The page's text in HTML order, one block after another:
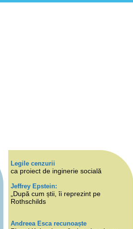
Legile cenzurii
ca proiect de inginerie socială
Jeffrey Epstein:
„După cum știi, îi reprezint pe
Rothschilds
Andreea Esca recunoaște